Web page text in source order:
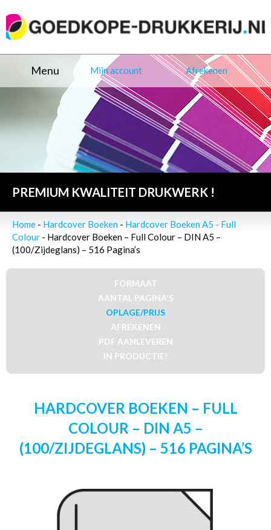
Menu Mijn account Afrekenen
PREMIUM KWALITEIT DRUKWERK !
Home - Hardcover Boeken - Hardcover Boeken A5 - Full
Colour - Hardcover Boeken – Full Colour – DIN A5 –
(100/Zijdeglans) – 516 Pagina’s
FORMAAT
AANTAL PAGINA'S
OPLAGE/PRIJS
AFREKENEN
PDF AANLEVEREN
IN PRODUCTIE!
HARDCOVER BOEKEN – FULL
COLOUR – DIN A5 –
(100/ZIJDEGLANS) – 516 PAGINA’S